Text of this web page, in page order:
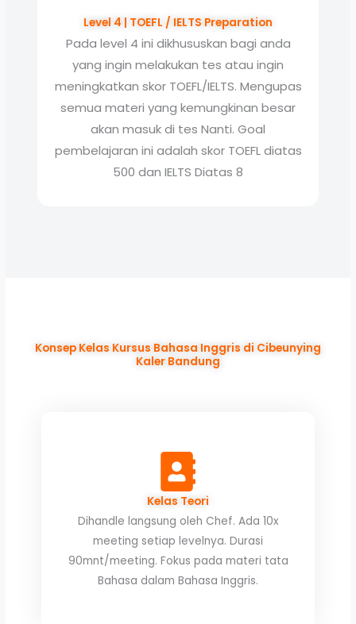
Level 4 | TOEFL / IELTS Preparation
Pada level 4 ini dikhususkan bagi anda
yang ingin melakukan tes atau ingin
meningkatkan skor TOEFL/IELTS. Mengupas
semua materi yang kemungkinan besar
akan masuk di tes Nanti. Goal
pembelajaran ini adalah skor TOEFL diatas
500 dan IELTS Diatas 8
Konsep Kelas Kursus Bahasa Inggris di Cibeunying
Kaler Bandung
Kelas Teori
Dihandle langsung oleh Chef. Ada 10x
meeting setiap levelnya. Durasi
90mnt/meeting. Fokus pada materi tata
Bahasa dalam Bahasa Inggris.